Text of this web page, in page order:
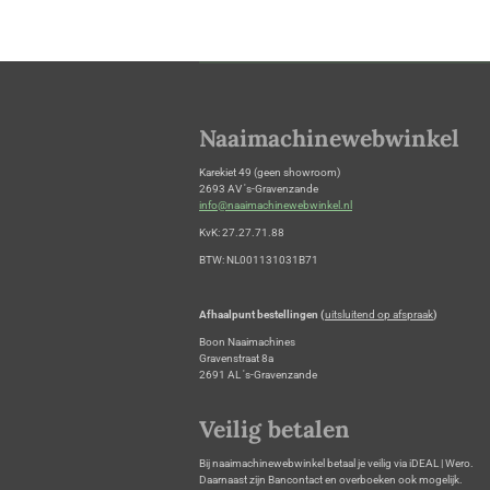
Naaimachinewebwinkel
Karekiet 49 (geen showroom)
2693 AV 's-Gravenzande
info@naaimachinewebwinkel.nl
KvK: 27.27.71.88
BTW: NL001131031B71
Afhaalpunt bestellingen (uitsluitend op afspraak)
Boon Naaimachines
Gravenstraat 8a
2691 AL 's-Gravenzande
Veilig betalen
Bij naaimachinewebwinkel betaal je veilig via iDEAL | Wero.
Daarnaast zijn Bancontact en overboeken ook mogelijk.